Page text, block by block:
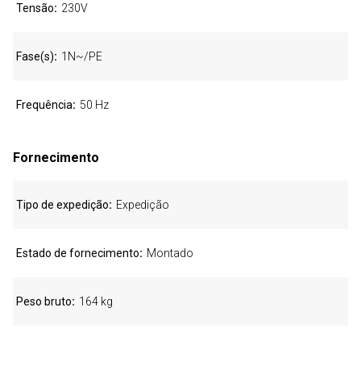
Tensão 230V
Fase(s) 1N~/PE
Frequência 50 Hz
Fornecimento
Tipo de expedição Expedição
Estado de fornecimento Montado
Peso bruto 164 kg